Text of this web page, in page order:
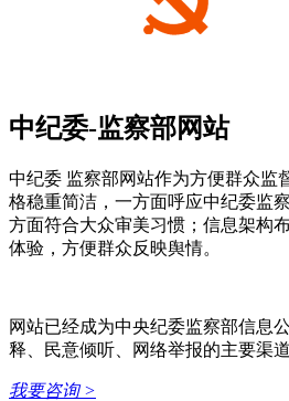
中纪委-监察部网站
中纪委 监察部网站作为方便群众监
格稳重简洁，一方面呼应中纪委监
方面符合大众审美习惯；信息架构
体验，方便群众反映舆情。
网站已经成为中央纪委监察部信息
释、民意倾听、网络举报的主要渠道
我要咨询>